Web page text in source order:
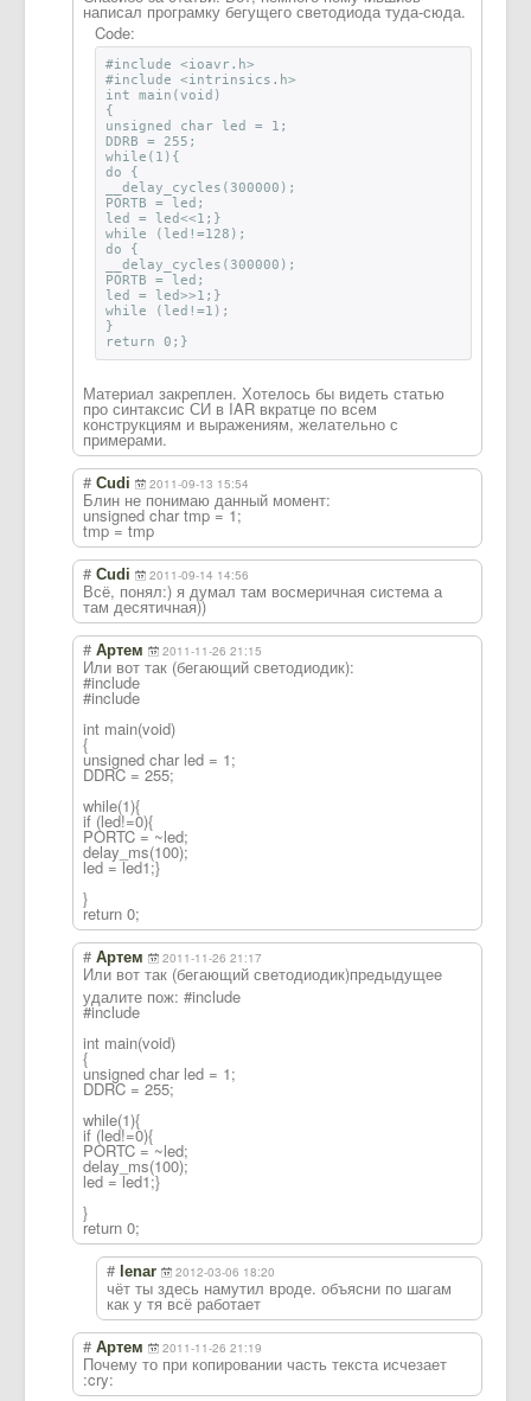
написал програмку бегущего светодиода туда-сюда.
Code:
#include <ioavr.h>
#include <intrinsics.h>
int main(void)
{
unsigned char led = 1;
DDRB = 255;
while(1){
do {
__delay_cycles(300000);
PORTB = led;
led = led<<1;}
while (led!=128);
do {
__delay_cycles(300000);
PORTB = led;
led = led>>1;}
while (led!=1);
}
return 0;}
Материал закреплен. Хотелось бы видеть статью
про синтаксис СИ в IAR вкратце по всем
конструкциям и выражениям, желательно с
примерами.
# Cudi 2011-09-13 15:54
Блин не понимаю данный момент:
unsigned char tmp = 1;
tmp = tmp
# Cudi 2011-09-14 14:56
Всё, понял:) я думал там восмеричная система а
там десятичная))
# Артем 2011-11-26 21:15
Или вот так (бегающий светодиодик):
#include
#include
int main(void)
{
unsigned char led = 1;
DDRC = 255;
while(1){
if (led!=0){
PORTC = ~led;
delay_ms(100);
led = led1;}
}
return 0;
# Артем 2011-11-26 21:17
Или вот так (бегающий светодиодик)предыдущее
удалите пож: #include
#include
int main(void)
{
unsigned char led = 1;
DDRC = 255;
while(1){
if (led!=0){
PORTC = ~led;
delay_ms(100);
led = led1;}
}
return 0;
# lenar 2012-03-06 18:20
чёт ты здесь намутил вроде. объясни по шагам
как у тя всё работает
# Артем 2011-11-26 21:19
Почему то при копировании часть текста исчезает
:cry: